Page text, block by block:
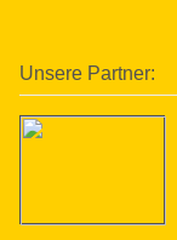
Unsere Partner: